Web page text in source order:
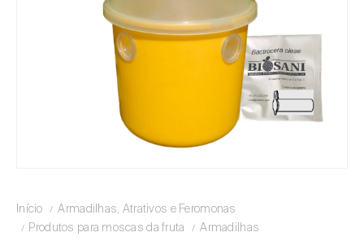
Início
Armadilhas, Atrativos e Feromonas
Produtos para moscas da fruta
Armadilhas